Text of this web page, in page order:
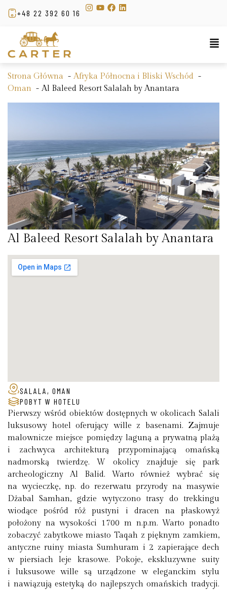
+48 22 392 60 16
Strona Główna
Afryka Północna i Bliski Wschód
Oman
Al Baleed Resort Salalah by Anantara
Al Baleed Resort Salalah by Anantara
SALALA, OMAN
POBYT W HOTELU
Pierwszy wśród obiektów dostępnych w okolicach Salali
luksusowy hotel oferujący wille z basenami. Zajmuje
malownicze miejsce pomiędzy laguną a prywatną plażą
i zachwyca architekturą przypominającą omańską
nadmorską twierdzę. W okolicy znajduje się park
archeologiczny Al Balid. Warto również wybrać się
na wycieczkę, np. do rezerwatu przyrody na masywie
Dżabal Samhan, gdzie wytyczono trasy do trekkingu
wiodące pośród róż pustyni i dracen na płaskowyż
położony na wysokości 1700 m n.p.m. Warto ponadto
zobaczyć zabytkowe miasto Taqah z pięknym zamkiem,
antyczne ruiny miasta Sumhuram i 2 zapierające dech
w piersiach leje krasowe. Pokoje, ekskluzywne suity
i luksusowe wille są urządzone w eleganckim stylu
i nawiązują estetyką do najlepszych omańskich tradycji.